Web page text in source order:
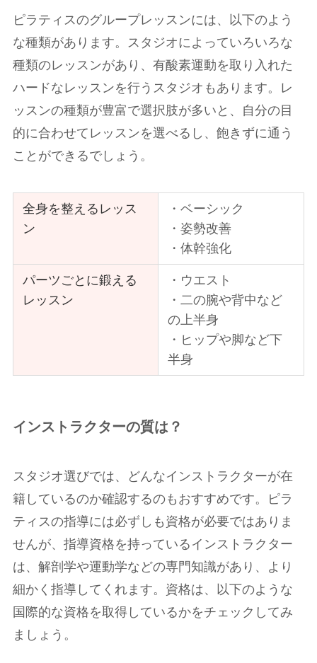
ピラティスのグループレッスンには、以下のよう
な種類があります。スタジオによっていろいろな
種類のレッスンがあり、有酸素運動を取り入れた
ハードなレッスンを行うスタジオもあります。レ
ッスンの種類が豊富で選択肢が多いと、自分の目
的に合わせてレッスンを選べるし、飽きずに通う
ことができるでしょう。
全身を整えるレッス
ン
・ベーシック
・姿勢改善
・体幹強化
パーツごとに鍛える
レッスン
・ウエスト
・二の腕や背中など
の上半身
・ヒップや脚など下
半身
インストラクターの質は？
スタジオ選びでは、どんなインストラクターが在
籍しているのか確認するのもおすすめです。ピラ
ティスの指導には必ずしも資格が必要ではありま
せんが、指導資格を持っているインストラクター
は、解剖学や運動学などの専門知識があり、より
細かく指導してくれます。資格は、以下のような
国際的な資格を取得しているかをチェックしてみ
ましょう。